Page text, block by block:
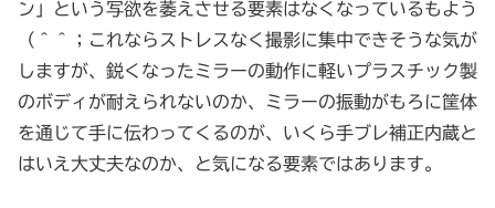
ン」という写欲を萎えさせる要素はなくなっているもよう
（＾＾；これならストレスなく撮影に集中できそうな気が
しますが、鋭くなったミラーの動作に軽いプラスチック製
のボディが耐えられないのか、ミラーの振動がもろに筐体
を通じて手に伝わってくるのが、いくら手ブレ補正内蔵と
はいえ大丈夫なのか、と気になる要素ではあります。